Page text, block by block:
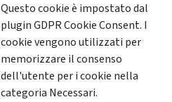
Questo cookie è impostato dal
plugin GDPR Cookie Consent. I
cookie vengono utilizzati per
memorizzare il consenso
dell'utente per i cookie nella
categoria Necessari.